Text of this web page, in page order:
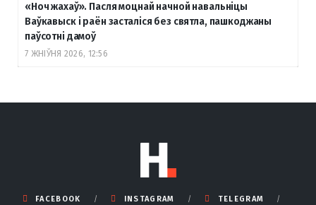
«Ноч жахаў». Пасля моцнай начной навальніцы
Ваўкавыск і раён засталіся без святла, пашкоджаны
паўсотні дамоў
7 ЖНІЎНЯ 2026, 12:56
FACEBOOK INSTAGRAM TELEGRAM